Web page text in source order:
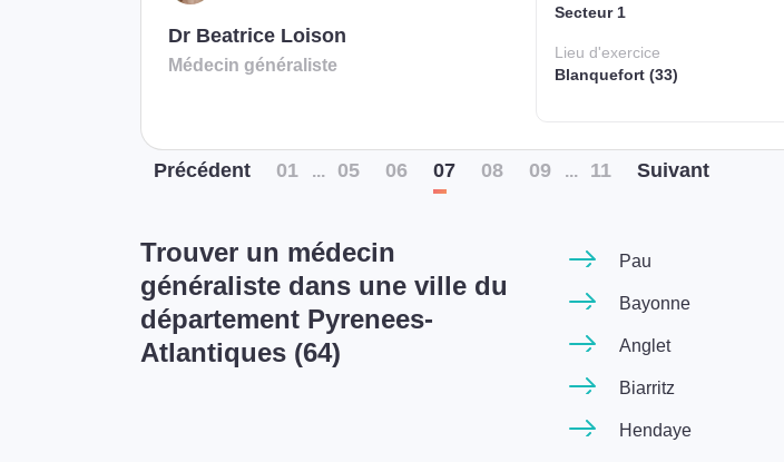
Dr Beatrice Loison
Médecin généraliste
Secteur 1
Lieud'exercice
Blanquefort (33)
Précédent 01 ... 05 06 07 08 09 ... 11 Suivant
Trouver un médecin
généraliste dans une ville du
département Pyrenees-
Atlantiques (64)
Pau
Bayonne
Anglet
Biarritz
Hendaye